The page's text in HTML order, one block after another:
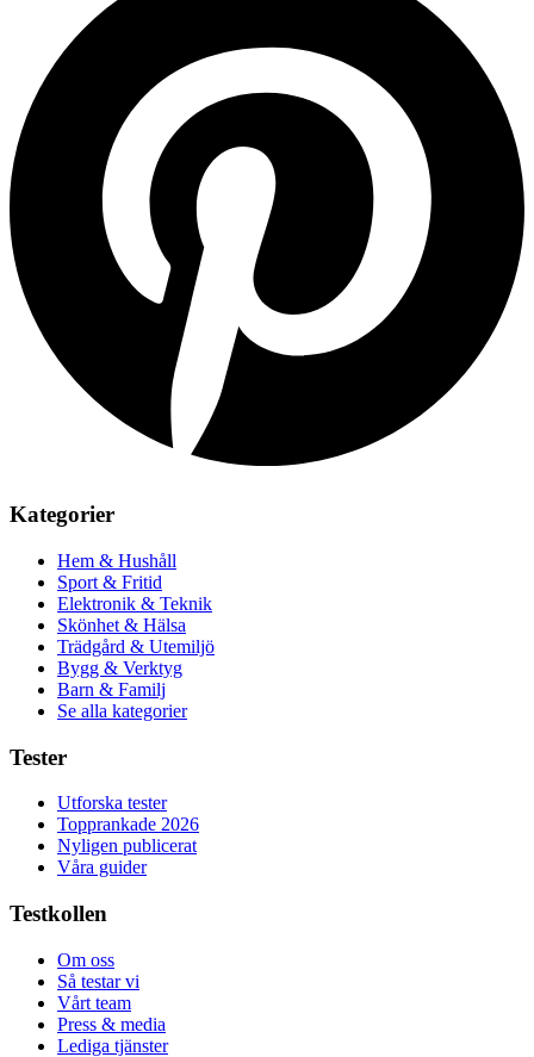
Kategorier
Hem & Hushåll
Sport & Fritid
Elektronik & Teknik
Skönhet & Hälsa
Trädgård & Utemiljö
Bygg & Verktyg
Barn & Familj
Se alla kategorier
Tester
Utforska tester
Topprankade 2026
Nyligen publicerat
Våra guider
Testkollen
Om oss
Så testar vi
Vårt team
Press & media
Lediga tjänster